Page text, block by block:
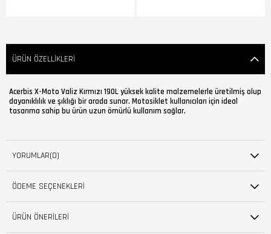
ÜRÜN ÖZELLIKLERI
Acerbis X-Moto Valiz Kırmızı 190L yüksek kalite malzemelerle üretilmiş olup
dayanıklılık ve şıklığı bir arada sunar. Motosiklet kullanıcıları için ideal
tasarıma sahip bu ürün uzun ömürlü kullanım sağlar.
YORUMLAR(0)
ÖDEME SEÇENEKLERI
ÜRÜN ÖNERILERI